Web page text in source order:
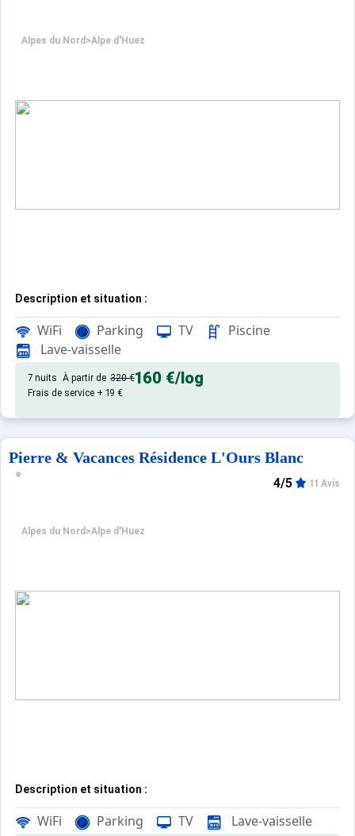
Alpes du Nord >Alpe d'Huez
Description et situation :
Résidence à 1860 m, dominant la vallée, située à moins
Piscine extérieure chauffée avec solarium et le sauna
Restaurant et le bar au sein de la résidence pour se
WiFi Parking TV
Piscine
Lave-vaisselle
7 nuits À partir de 320 €160 €/log
Frais de service + 19 €
Pierre & Vacances Résidence L'Ours Blanc
Alpes du Nord >Alpe d'Huez
4/5 11 Avis
Description et situation :
Résidence à 1860 m d'altitude avec un panorama
Magasin de matériel de ski Skiset® à proximité et la
WiFi Parking TV Lave-vaisselle